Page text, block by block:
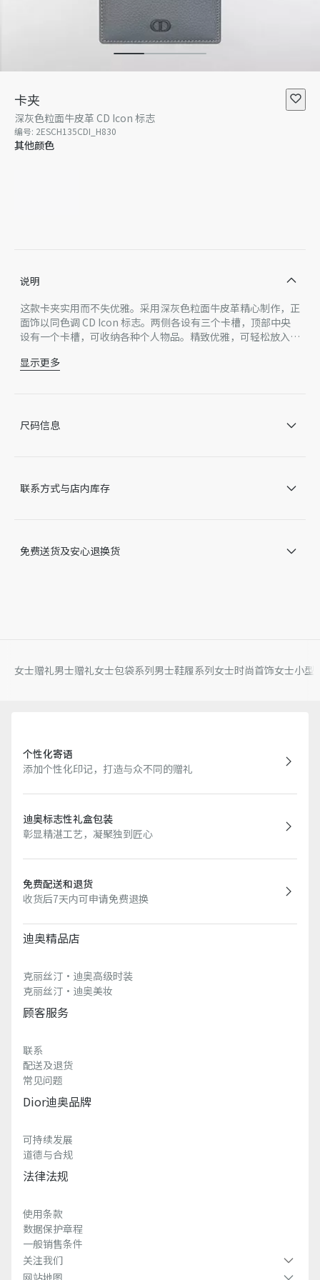
卡夹
深灰色粒面牛皮革 CD Icon 标志
编号: 2ESCH135CDI_H830
其他颜色
说明
这款卡夹实用而不失优雅。采用深灰色粒面牛皮革精心制作，正
面饰以同色调 CD Icon 标志。两侧各设有三个卡槽，顶部中央
设有一个卡槽，可收纳各种个人物品。精致优雅，可轻松放入口
主体：牛皮革
背面 3 个卡槽
中央卡槽
意大利或西班牙制造 *该款产品在多个国家生产，您实际购
产品图片可能与产品实际外观不一致，以产品实物为准。如有相
显示更多
尺码信息
联系方式与店内库存
免费送货及安心退换货
女士赠礼男士赠礼女士包袋系列男士鞋履系列女士时尚首饰女士小型
个性化寄语
添加个性化印记，打造与众不同的赠礼
迪奥标志性礼盒包装
彰显精湛工艺，凝聚独到匠心
免费配送和退货
收货后7天内可申请免费退换
迪奥精品店
克丽丝汀·迪奥高级时装
克丽丝汀·迪奥美妆
顾客服务
联系
配送及退货
常见问题
Dior迪奥品牌
可持续发展
道德与合规
法律法规
使用条款
数据保护章程
一般销售条件
关注我们
网站地图